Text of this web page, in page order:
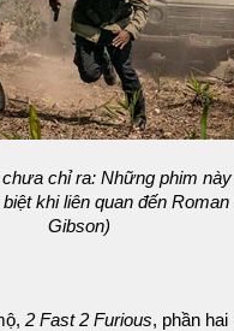
chỉ ra: Những phim
khi liên quan đến Roman
Gibson)
2 Fast 2 Furious, phần hai